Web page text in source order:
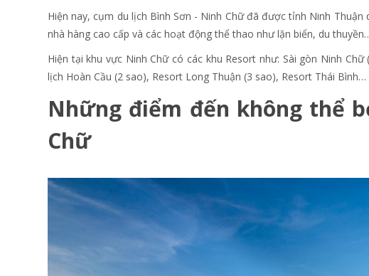
Hiện nay, cụm du lịch Bình Sơn - Ninh Chữ đã được tỉnh Ninh
nhà hàng cao cấp và các hoạt động thể thao như lặn biển, du
Hiện tại khu vực Ninh Chữ có các khu Resort như: Sài gòn Ninh
lịch Hoàn Cầu (2 sao), Resort Long Thuận (3 sao), Resort Thái Bình…
Những điểm đến không thể
Chữ